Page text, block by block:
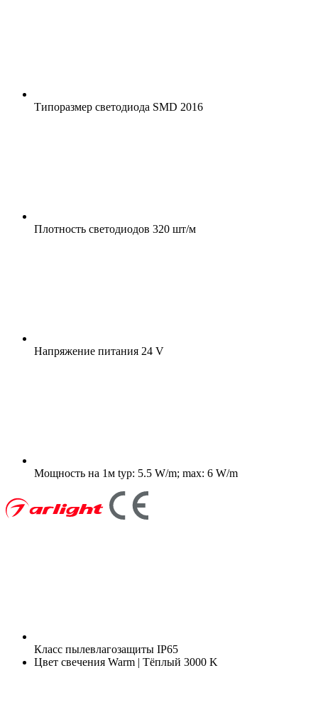
Типоразмер светодиода SMD 2016
Плотность светодиодов 320 шт/м
Напряжение питания 24 V
Мощность на 1м typ: 5.5 W/m; max: 6 W/m
Класс пылевлагозащиты IP65
Цвет свечения Warm | Тёплый 3000 K